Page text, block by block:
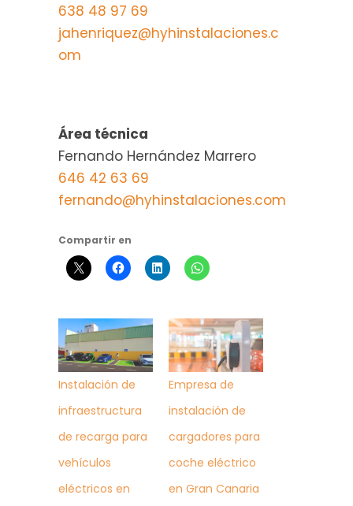
638 48 97 69
jahenriquez@hyhinstalaciones.c
om
Área técnica
Fernando Hernández Marrero
646 42 63 69
fernando@hyhinstalaciones.com
Compartir en
Instalación de
infraestructura
de recarga para
vehículos
eléctricos en
Empresa de
instalación de
cargadores para
coche eléctrico
en Gran Canaria